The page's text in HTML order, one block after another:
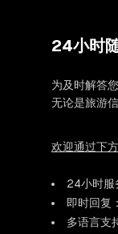
24小时
为及时解答
无论是旅游
欢迎通过下
24小时服
即时回复
多语言支